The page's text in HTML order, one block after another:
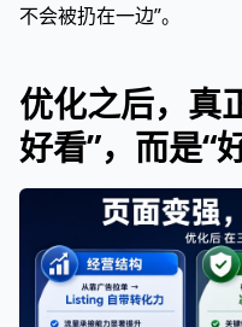
不会被扔在一边”。
优化之后，真
好看”，而是“